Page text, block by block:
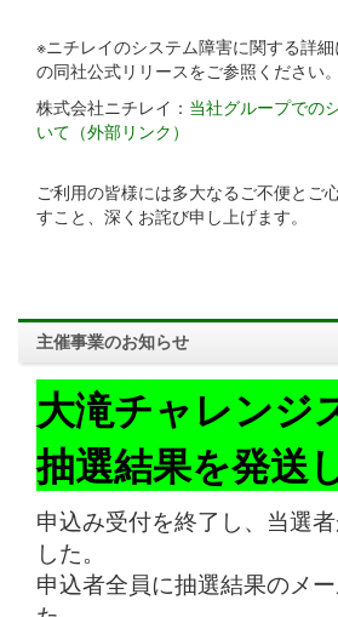
※ニチレイのシステム障害に関する詳
の同社公式リリースをご参照ください。
株式会社ニチレイ： 当社グループでの
いて（外部リンク）
ご利用の皆様には多大なるご不便とご
すこと、深くお詫び申し上げます。
主催事業のお知らせ
大滝チャレンジ
抽選結果を発送
申込み受付を終了し、当選
した。
申込者全員に抽選結果のメ